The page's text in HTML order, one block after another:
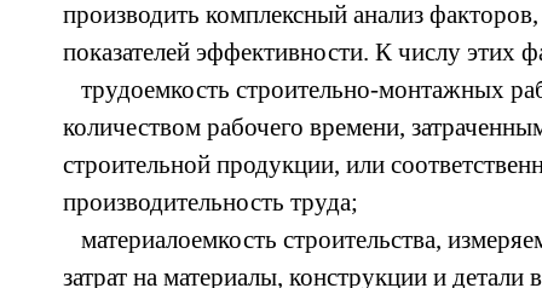
производить комплексный анализ
показателей эффективности. К числу этих
трудоемкость строительно-монтажных
количеством рабочего времени,
строительной продукции, или
производительность труда;
материалоемкость строительства,
затрат на материалы, конструкции и детали